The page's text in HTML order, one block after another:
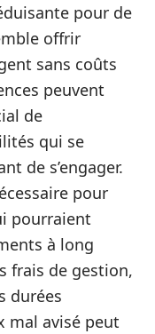
pour de
offrir
sans coûts
peuvent
de
qui se
de s’engager.
pour
pourraient
à long
frais de gestion,
durées
mal avisé peut